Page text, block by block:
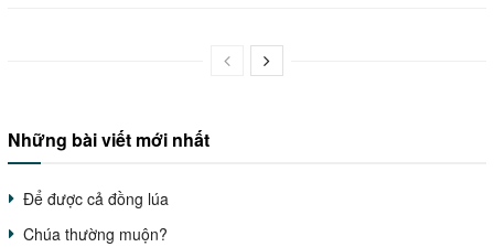
Những bài viết mới nhất
Để được cả đồng lúa
Chúa thường muộn?